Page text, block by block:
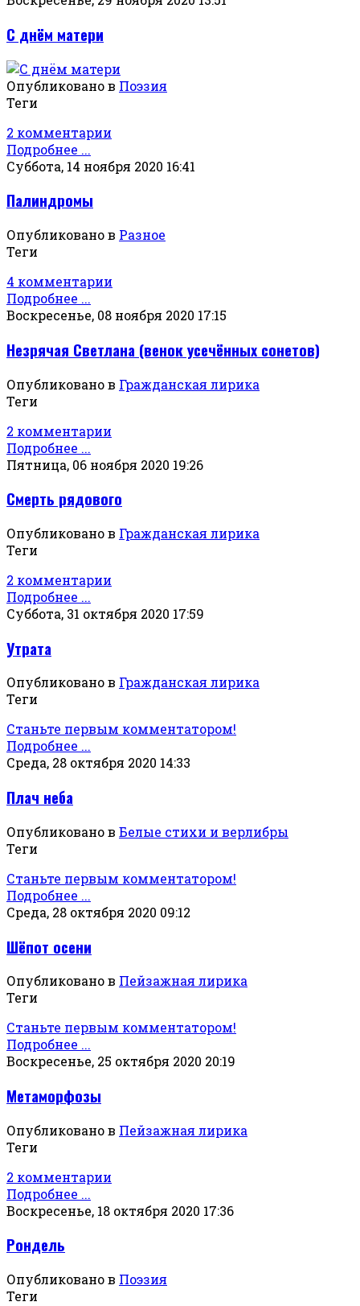
С днём матери
Опубликовано в Поэзия
Теги
2 комментарии
Подробнее ...
Суббота, 14 ноября 2020 16:41
Палиндромы
Опубликовано в Разное
Теги
4 комментарии
Подробнее ...
Воскресенье, 08 ноября 2020 17:15
Незрячая Светлана (венок усечённых сонетов)
Опубликовано в Гражданская лирика
Теги
2 комментарии
Подробнее ...
Пятница, 06 ноября 2020 19:26
Смерть рядового
Опубликовано в Гражданская лирика
Теги
2 комментарии
Подробнее ...
Суббота, 31 октября 2020 17:59
Утрата
Опубликовано в Гражданская лирика
Теги
Станьте первым комментатором!
Подробнее ...
Среда, 28 октября 2020 14:33
Плач неба
Опубликовано в Белые стихи и верлибры
Теги
Станьте первым комментатором!
Подробнее ...
Среда, 28 октября 2020 09:12
Шёпот осени
Опубликовано в Пейзажная лирика
Теги
Станьте первым комментатором!
Подробнее ...
Воскресенье, 25 октября 2020 20:19
Метаморфозы
Опубликовано в Пейзажная лирика
Теги
2 комментарии
Подробнее ...
Воскресенье, 18 октября 2020 17:36
Рондель
Опубликовано в Поэзия
Теги